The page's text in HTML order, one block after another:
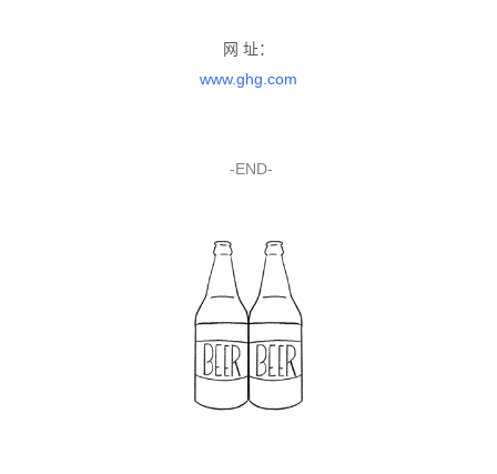
网 址：
www.ghg.com
-END-